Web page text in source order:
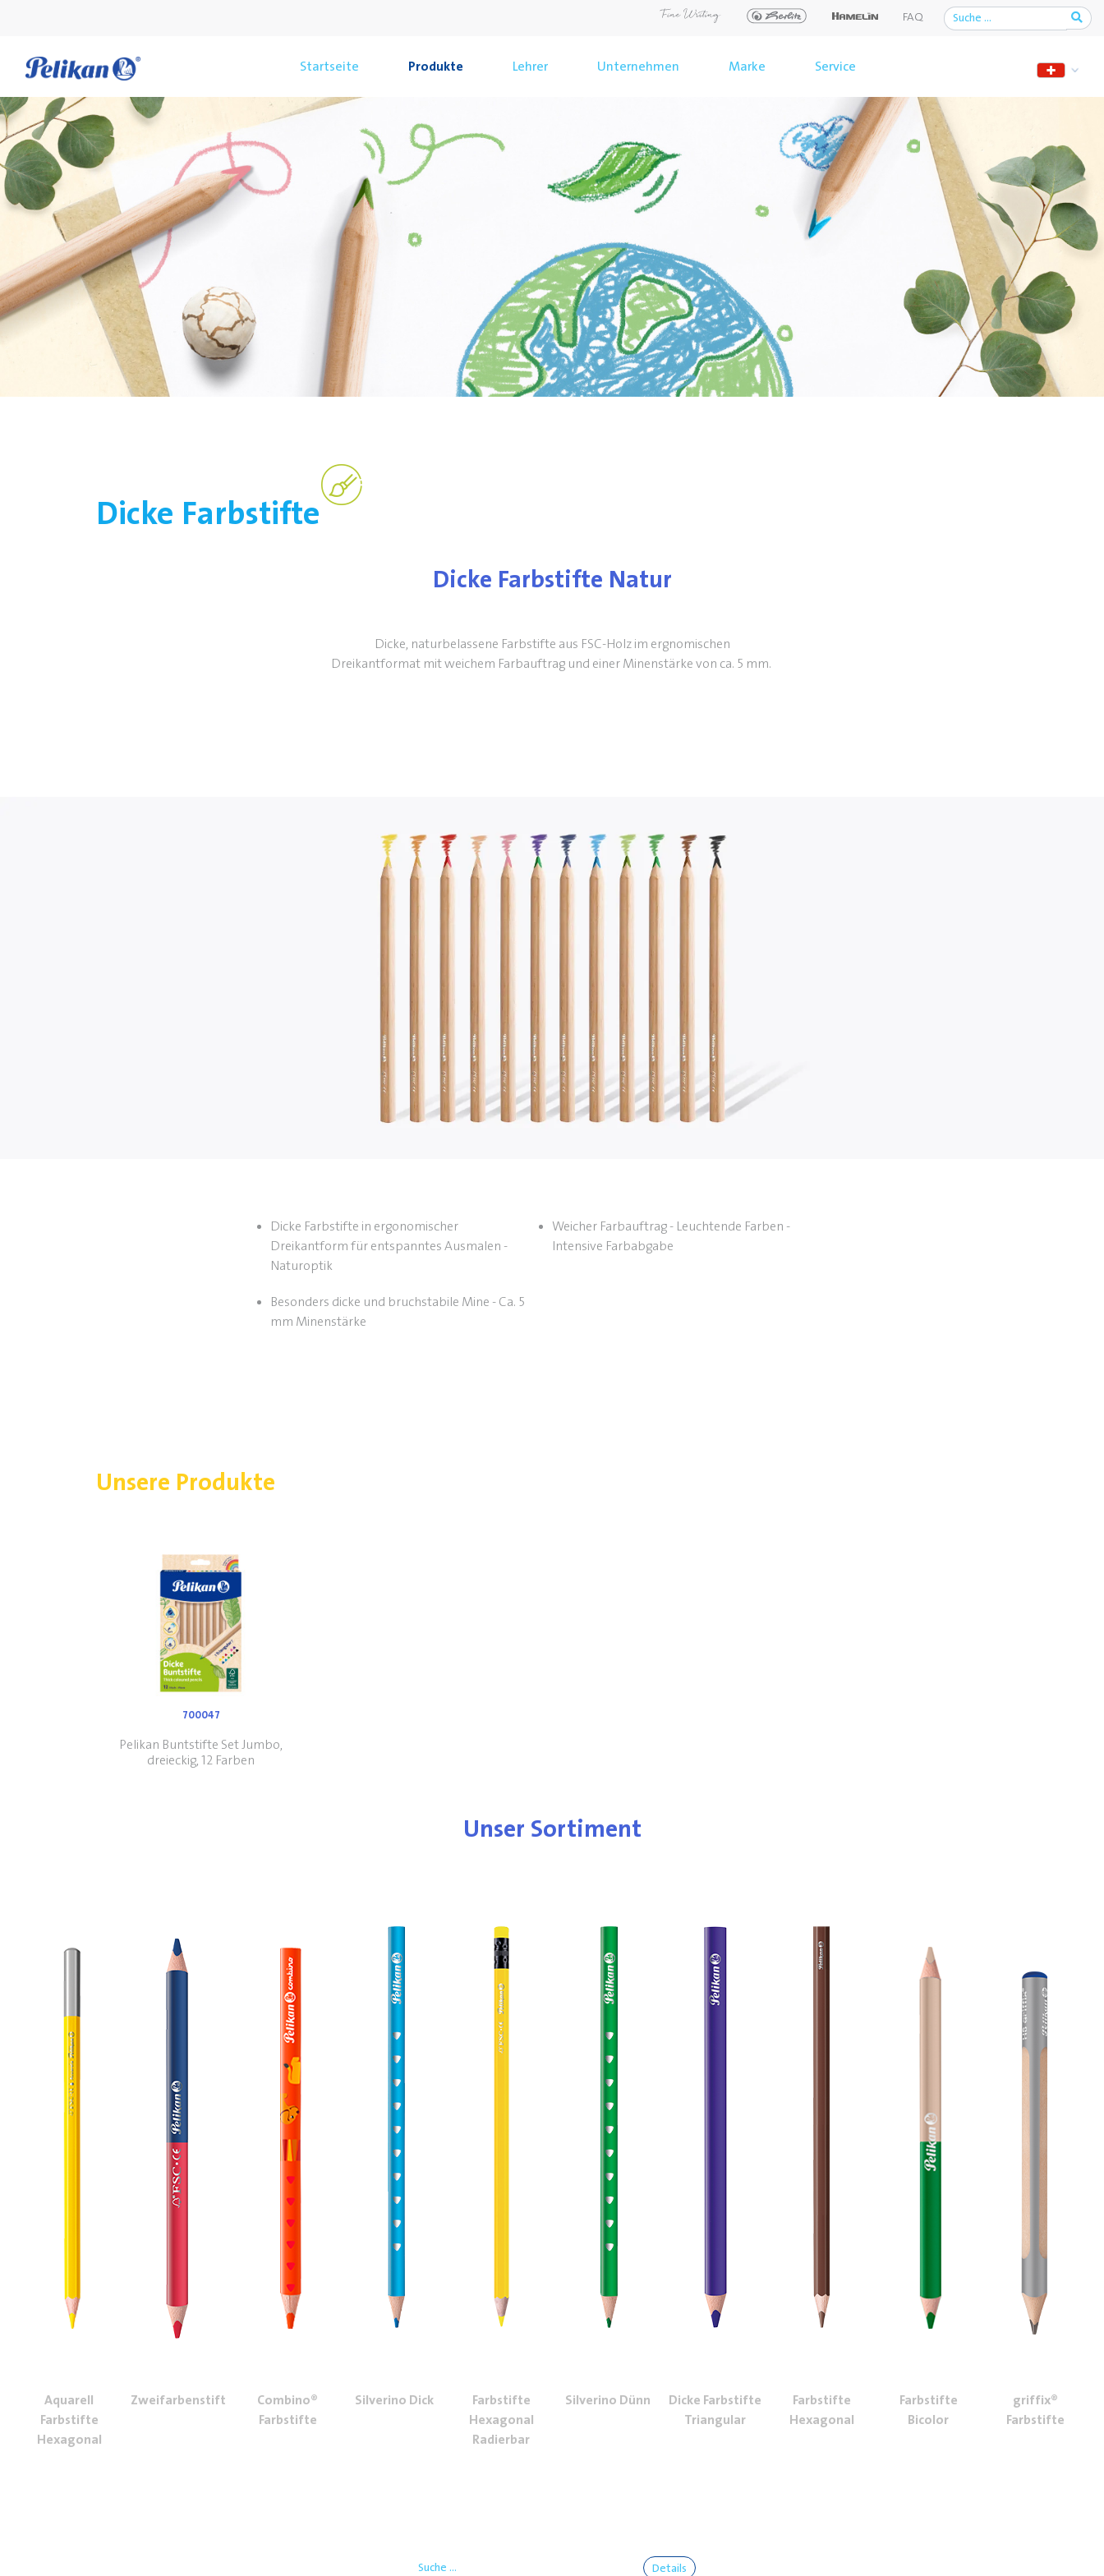
FAQ
Startseite Produkte Lehrer Unternehmen Marke Service
Dicke Farbstifte
Dicke Farbstifte Natur
Dicke, naturbelassene Farbstifte aus FSC-Holz im ergnomischen
Dreikantformat mit weichem Farbauftrag und einer Minenstärke von ca. 5 mm.
Dicke Farbstifte in ergonomischer
Dreikantform für entspanntes Ausmalen -
Naturoptik
Weicher Farbauftrag - Leuchtende Farben -
Intensive Farbabgabe
Besonders dicke und bruchstabile Mine - Ca. 5
mm Minenstärke
Unsere Produkte
700047
Pelikan Buntstifte Set Jumbo,
dreieckig, 12 Farben
Unser Sortiment
Aquarell
Farbstifte
Hexagonal
Zweifarbenstift
Combino®
Farbstifte
Silverino Dick
Farbstifte
Hexagonal
Radierbar
Silverino Dünn
Dicke Farbstifte
Triangular
Farbstifte
Hexagonal
Farbstifte
Bicolor
griffix®
Farbstifte
Details